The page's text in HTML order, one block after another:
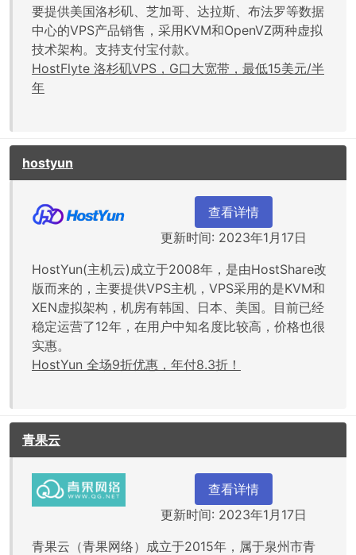
要提供美国洛杉矶、芝加哥、达拉斯、布法罗等数据
中心的VPS产品销售，采用KVM和OpenVZ两种虚拟
技术架构。支持支付宝付款。
HostFlyte 洛杉矶VPS，G口大宽带，最低15美元/半
年
hostyun
查看详情
更新时间: 2023年1月17日
HostYun(主机云)成立于2008年，是由HostShare改
版而来的，主要提供VPS主机，VPS采用的是KVM和
XEN虚拟架构，机房有韩国、日本、美国。目前已经
稳定运营了12年，在用户中知名度比较高，价格也很
实惠。
HostYun 全场9折优惠，年付8.3折！
青果云
查看详情
更新时间: 2023年1月17日
青果云（青果网络）成立于2015年，属于泉州市青